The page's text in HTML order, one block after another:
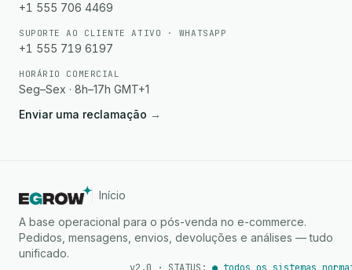
+1 555 706 4469
SUPORTE AO CLIENTE ATIVO · WHATSAPP
+1 555 719 6197
HORÁRIO COMERCIAL
Seg–Sex · 8h–17h GMT+1
Enviar uma reclamação →
Início
A base operacional para o pós-venda no e-commerce.
Pedidos, mensagens, envios, devoluções e análises — tudo
unificado.